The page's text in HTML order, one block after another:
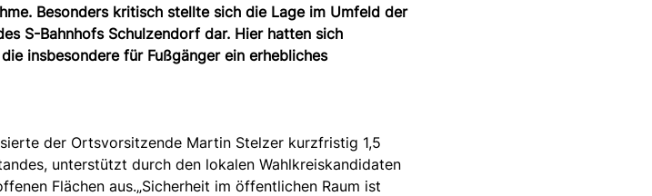
Besonders kritisch stellte sich die Lage im Umfeld der
S-Bahnhofs Schulzendorf dar. Hier hatten sich
insbesondere für Fußgänger ein erhebliches
der Ortsvorsitzende Martin Stelzer kurzfristig 1,5
unterstützt durch den lokalen Wahlkreiskandidaten
Flächen aus.„Sicherheit im öffentlichen Raum ist